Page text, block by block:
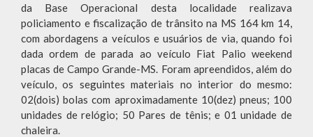
da Base Operacional desta localidade realizava
policiamento e fiscalização de trânsito na MS 164 km 14,
com abordagens a veículos e usuários de via, quando foi
dada ordem de parada ao veículo Fiat Palio weekend
placas de Campo Grande-MS. Foram apreendidos, além do
veículo, os seguintes materiais no interior do mesmo:
02(dois) bolas com aproximadamente 10(dez) pneus; 100
unidades de relógio; 50 Pares de tênis; e 01 unidade de
chaleira.